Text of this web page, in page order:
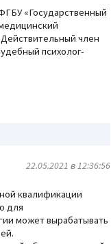
«Государственный
член
психолог-
22.05.2021 в 12:36:56
квалификации
для
может вырабатывать